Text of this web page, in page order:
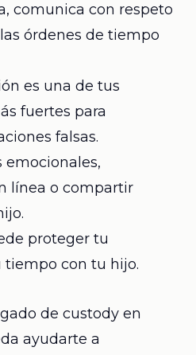
comunica con respeto
órdenes de tiempo
es una de tus
fuertes para
falsas.
emocionales,
línea o compartir
proteger tu
con tu hijo.
de custody en
ayudarte a